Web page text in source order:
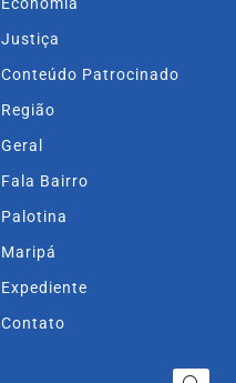
Economia
Justiça
Conteúdo Patrocinado
Região
Geral
Fala Bairro
Palotina
Maripá
Expediente
Contato